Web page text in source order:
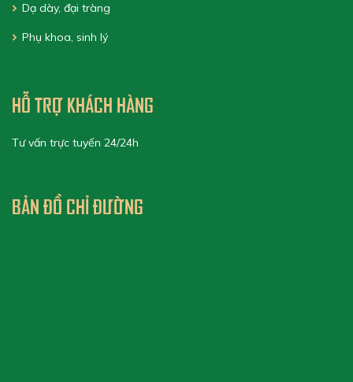
Dạ dày, đại tràng
Phụ khoa, sinh lý
HỖ TRỢ KHÁCH HÀNG
Tư vấn trực tuyến 24/24h
BẢN ĐỒ CHỈ ĐƯỜNG